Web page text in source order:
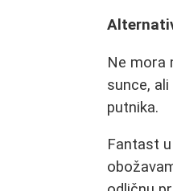
Ne mora
sunce,
putnika.
Fantast